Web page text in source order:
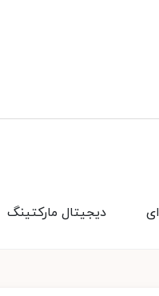
دیجیتال مارکتینگ